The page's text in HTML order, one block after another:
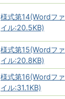
様式第14(Wordファ
イル:20.5KB)
様式第15(Wordファ
イル:20.8KB)
様式第16(Wordファ
イル:31.1KB)